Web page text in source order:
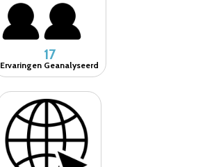
17
Ervaringen Geanalyseerd